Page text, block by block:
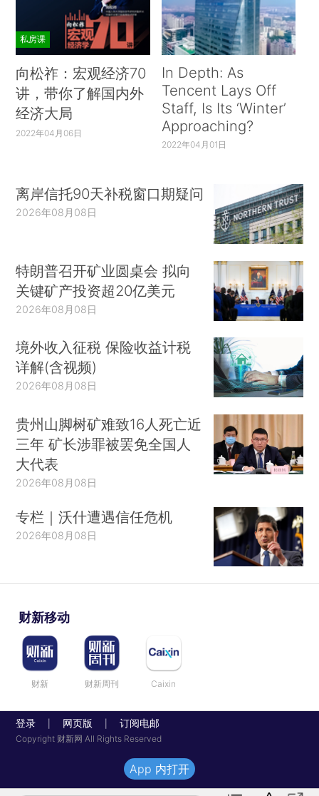
私房课
向松祚：宏观经济70
讲，带你了解国内外
经济大局
2022年04月06日
In Depth: As
Tencent Lays Off
Staff, Is Its ‘Winter’
Approaching?
2022年04月01日
离岸信托90天补税窗口期疑问
2026年08月08日
特朗普召开矿业圆桌会 拟向
关键矿产投资超20亿美元
2026年08月08日
境外收入征税 保险收益计税
详解(含视频)
2026年08月08日
贵州山脚树矿难致16人死亡近
三年 矿长涉罪被罢免全国人
大代表
2026年08月08日
专栏｜沃什遭遇信任危机
2026年08月08日
财新移动
财新 财新周刊 Caixin
登录 网页版 订阅电邮
Copyright 财新网 All Rights Reserved
App 内打开